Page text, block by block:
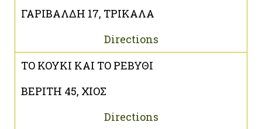
ΓΑΡΙΒΑΛΔΗ 17, ΤΡΙΚΑΛΑ
Directions
ΤΟ ΚΟΥΚΙ ΚΑΙ ΤΟ ΡΕΒΥΘΙ
ΒΕΡΙΤΗ 45, ΧΙΟΣ
Directions